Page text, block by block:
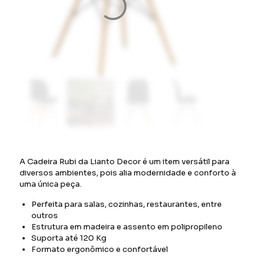
A Cadeira Rubi da Lianto Decor é um item versátil para
diversos ambientes, pois alia modernidade e conforto à
uma única peça.
Perfeita para salas, cozinhas, restaurantes, entre
outros
Estrutura em madeira e assento em polipropileno
Suporta até 120 Kg
Formato ergonômico e confortável